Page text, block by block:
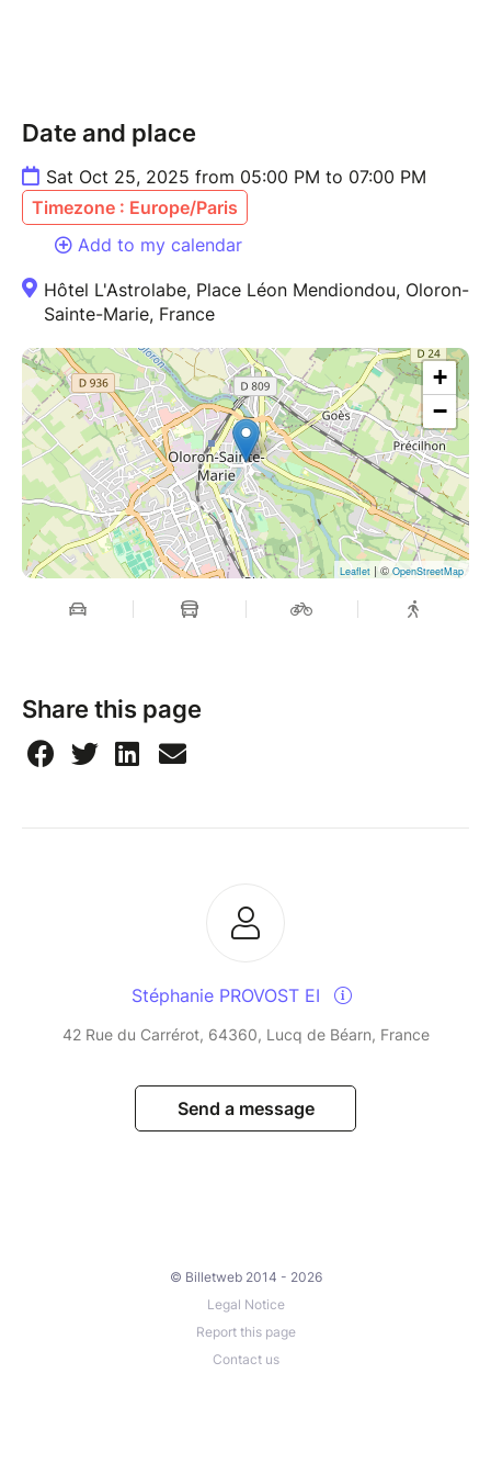
Date and place
Sat Oct 25, 2025 from 05:00 PM to 07:00 PM
Timezone : Europe/Paris
Add to my calendar
Hôtel L'Astrolabe, Place Léon Mendiondou, Oloron-
Sainte-Marie, France
+
−
Leaflet | ©OpenStreetMap
Share this page
Stéphanie PROVOST EI
42 Rue du Carrérot, 64360, Lucq de Béarn, France
Send a message
© Billetweb 2014 - 2026
Legal Notice
Report this page
Contact us